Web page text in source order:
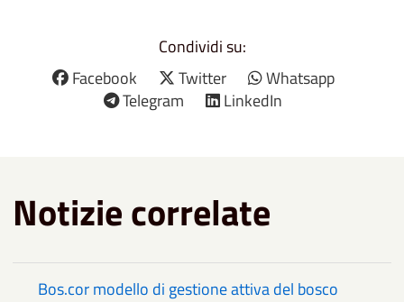
Condividi su:
Facebook
Twitter
Whatsapp
Telegram
LinkedIn
Notizie correlate
Bos.cor modello di gestione attiva del bosco